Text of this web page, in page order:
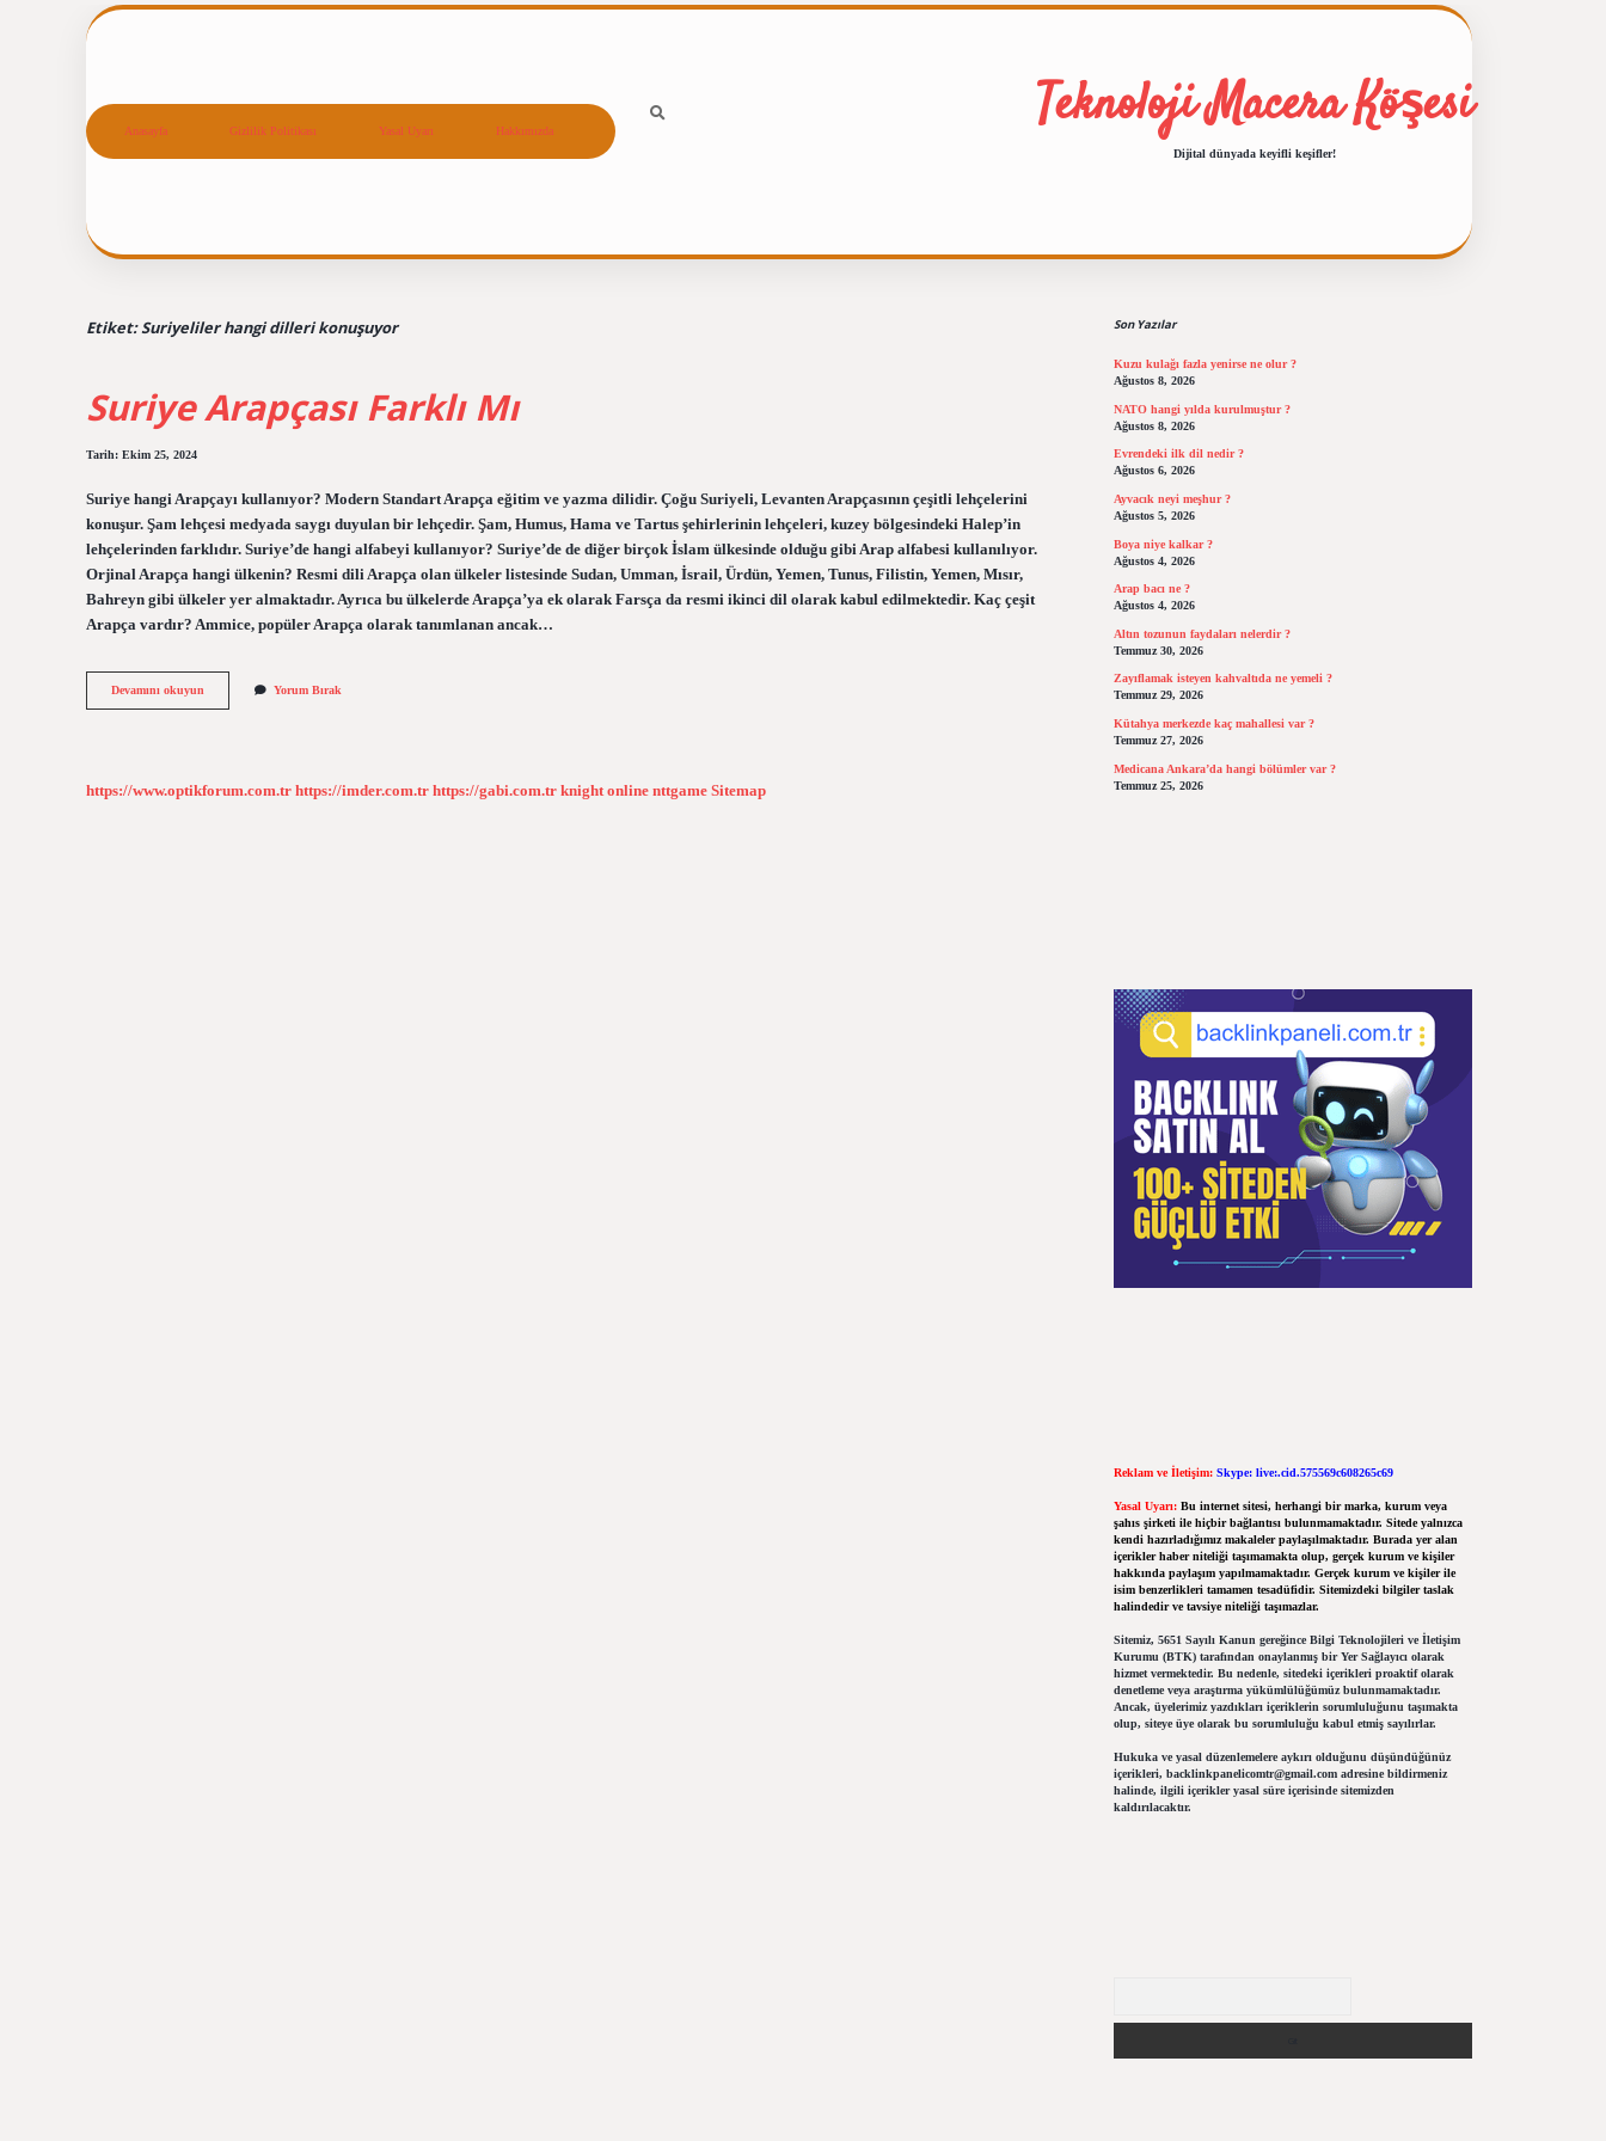
Anasayfa Gizlilik Politikası Yasal Uyarı Hakkımızda Teknoloji Macera Köşesi
Dijital dünyada keyifli keşifler!
Etiket:Suriyeliler hangi dilleri konuşuyor
Suriye Arapçası Farklı Mı
Tarih: Ekim 25, 2024
Suriye hangi Arapçayı kullanıyor? Modern Standart Arapça eğitim ve yazma dilidir. Çoğu Suriyeli, Levanten Arapçasının çeşitli lehçelerini
konuşur. Şam lehçesi medyada saygı duyulan bir lehçedir. Şam, Humus, Hama ve Tartus şehirlerinin lehçeleri, kuzey bölgesindeki Halep’in
lehçelerinden farklıdır. Suriye’de hangi alfabeyi kullanıyor? Suriye’de de diğer birçok İslam ülkesinde olduğu gibi Arap alfabesi kullanılıyor.
Orjinal Arapça hangi ülkenin? Resmi dili Arapça olan ülkeler listesinde Sudan, Umman, İsrail, Ürdün, Yemen, Tunus, Filistin, Yemen, Mısır,
Bahreyn gibi ülkeler yer almaktadır. Ayrıca bu ülkelerde Arapça’ya ek olarak Farsça da resmi ikinci dil olarak kabul edilmektedir. Kaç çeşit
Arapça vardır? Ammice, popüler Arapça olarak tanımlanan ancak…
Devamını okuyun
Arapçası
Yorum Bırak
https://www.optikforum.com.tr https://imder.com.tr https://gabi.com.tr knight online nttgame Sitemap
Son Yazılar
Kuzu kulağı fazla yenirse ne olur ?
Ağustos 8, 2026
NATO hangi yılda kurulmuştur ?
Ağustos 8, 2026
Evrendeki ilk dil nedir ?
Ağustos 6, 2026
Ayvacık neyi meşhur ?
Ağustos 5, 2026
Boya niye kalkar ?
Ağustos 4, 2026
Arap bacı ne ?
Ağustos 4, 2026
Altın tozunun faydaları nelerdir ?
Temmuz 30, 2026
Zayıflamak isteyen kahvaltıda ne yemeli ?
Temmuz 29, 2026
Kütahya merkezde kaç mahallesi var ?
Temmuz 27, 2026
Medicana Ankara’da hangi bölümler var ?
Temmuz 25, 2026
Reklam ve İletişim: Skype: live:.cid.575569c608265c69
Yasal Uyarı: Bu internet sitesi, herhangi bir marka, kurum veya
şahıs şirketi ile hiçbir bağlantısı bulunmamaktadır. Sitede yalnızca
kendi hazırladığımız makaleler paylaşılmaktadır. Burada yer alan
içerikler haber niteliği taşımamakta olup, gerçek kurum ve kişiler
hakkında paylaşım yapılmamaktadır. Gerçek kurum ve kişiler ile
isim benzerlikleri tamamen tesadüfidir. Sitemizdeki bilgiler taslak
halindedir ve tavsiye niteliği taşımazlar.
Sitemiz, 5651 Sayılı Kanun gereğince Bilgi Teknolojileri ve İletişim
Kurumu (BTK) tarafından onaylanmış bir Yer Sağlayıcı olarak
hizmet vermektedir. Bu nedenle, sitedeki içerikleri proaktif olarak
denetleme veya araştırma yükümlülüğümüz bulunmamaktadır.
Ancak, üyelerimiz yazdıkları içeriklerin sorumluluğunu taşımakta
olup, siteye üye olarak bu sorumluluğu kabul etmiş sayılırlar.
Hukuka ve yasal düzenlemelere aykırı olduğunu düşündüğünüz
içerikleri, backlinkpanelicomtr@gmail.comadresine bildirmeniz
halinde, ilgili içerikler yasal süre içerisinde sitemizden
kaldırılacaktır.